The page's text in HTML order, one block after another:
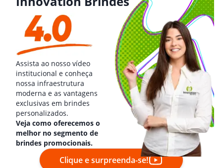
Assista ao nosso vídeo
institucional e conheça
nossa infraestrutura
moderna e as vantagens
exclusivas em brindes
personalizados.
Veja como oferecemos o
melhor no segmento de
brindes promocionais.
Clique e surpreenda-se!